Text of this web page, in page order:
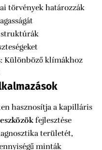
törvények határozzák
struktúrák
: Különböző klímákhoz
hasznosítja a kapilláris
fejlesztése
területét,
minták